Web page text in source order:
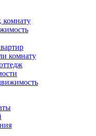
комнату
комнату